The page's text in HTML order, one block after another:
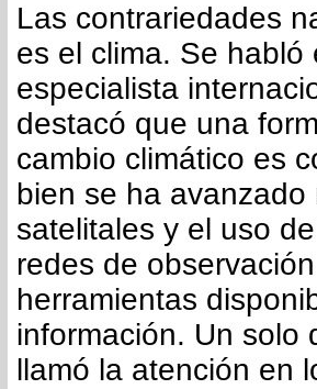
Las contrariedades
es el clima. Se habló
especialista
destacó que una
cambio climático es
bien se ha
satelitales y el uso
redes de
herramientas
información. Un solo
llamó la atención en